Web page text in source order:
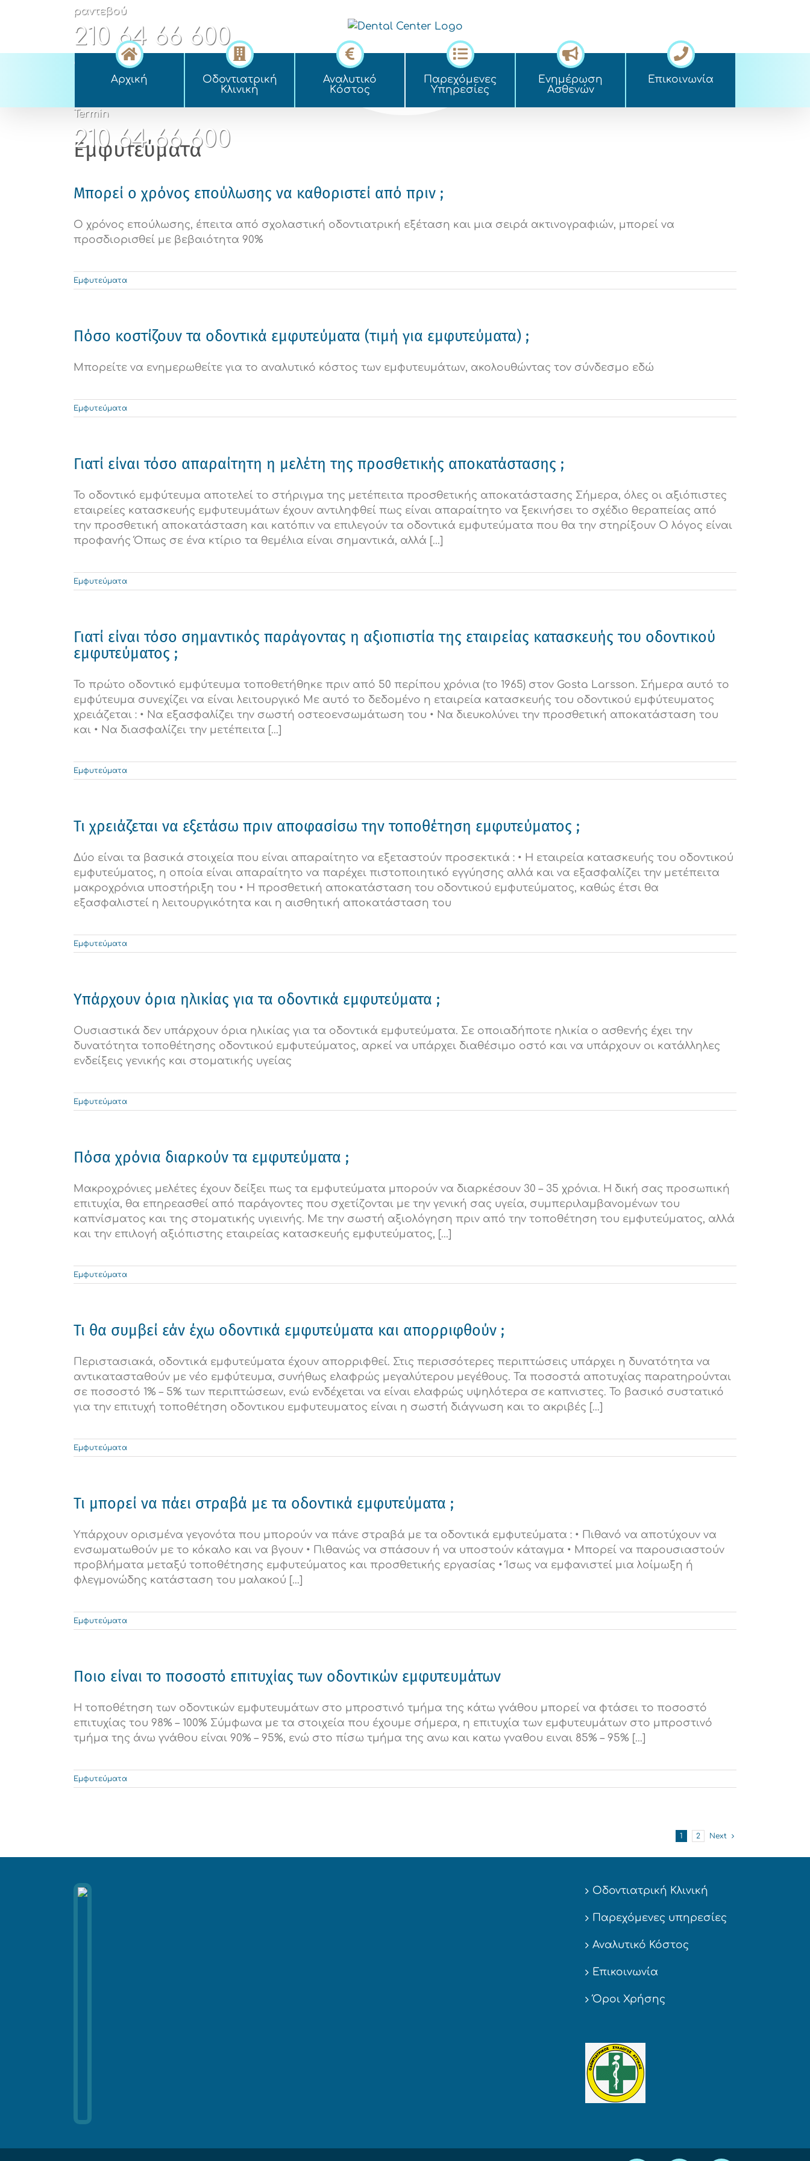
ραντεβού
210 64 66 600
appointment
210 64 66 600
Termin
210 64 66 600
Αρχική
Οδοντιατρική
Kλινική
Αναλυτικό
Kόστος
Παρεχόμενες
Yπηρεσίες
Ενημέρωση
Ασθενών
Επικοινωνία
Εμφυτεύματα
Μπορεί ο χρόνος επούλωσης να καθοριστεί από πριν ;
Ο χρόνος επούλωσης, έπειτα από σχολαστική οδοντιατρική εξέταση και μια σειρά ακτινογραφιών, μπορεί να
προσδιορισθεί με βεβαιότητα 90%
Εμφυτεύματα
Πόσο κοστίζουν τα οδοντικά εμφυτεύματα (τιμή για εμφυτεύματα) ;
Μπορείτε να ενημερωθείτε για το αναλυτικό κόστος των εμφυτευμάτων, ακολουθώντας τον σύνδεσμο εδώ
Εμφυτεύματα
Γιατί είναι τόσο απαραίτητη η μελέτη της προσθετικής αποκατάστασης ;
Το οδοντικό εμφύτευμα αποτελεί το στήριγμα της μετέπειτα προσθετικής αποκατάστασης Σήμερα, όλες οι αξιόπιστες
εταιρείες κατασκευής εμφυτευμάτων έχουν αντιληφθεί πως είναι απαραίτητο να ξεκινήσει το σχέδιο θεραπείας από
την προσθετική αποκατάσταση και κατόπιν να επιλεγούν τα οδοντικά εμφυτεύματα που θα την στηρίξουν Ο λόγος είναι
προφανής Όπως σε ένα κτίριο τα θεμέλια είναι σημαντικά, αλλά [...]
Εμφυτεύματα
Γιατί είναι τόσο σημαντικός παράγοντας η αξιοπιστία της εταιρείας κατασκευής του οδοντικού
εμφυτεύματος ;
Το πρώτο οδοντικό εμφύτευμα τοποθετήθηκε πριν από 50 περίπου χρόνια (το 1965) στον Gosta Larsson. Σήμερα αυτό το
εμφύτευμα συνεχίζει να είναι λειτουργικό Με αυτό το δεδομένο η εταιρεία κατασκευής του οδοντικού εμφύτευματος
χρειάζεται : • Να εξασφαλίζει την σωστή οστεοενσωμάτωση του • Να διευκολύνει την προσθετική αποκατάσταση του
και • Να διασφαλίζει την μετέπειτα [...]
Εμφυτεύματα
Τι χρειάζεται να εξετάσω πριν αποφασίσω την τοποθέτηση εμφυτεύματος ;
Δύο είναι τα βασικά στοιχεία που είναι απαραίτητο να εξεταστούν προσεκτικά : • Η εταιρεία κατασκευής του οδοντικού
εμφυτεύματος, η οποία είναι απαραίτητο να παρέχει πιστοποιητικό εγγύησης αλλά και να εξασφαλίζει την μετέπειτα
μακροχρόνια υποστήριξη του • Η προσθετική αποκατάσταση του οδοντικού εμφυτεύματος, καθώς έτσι θα
εξασφαλιστεί η λειτουργικότητα και η αισθητική αποκατάσταση του
Εμφυτεύματα
Υπάρχουν όρια ηλικίας για τα οδοντικά εμφυτεύματα ;
Ουσιαστικά δεν υπάρχουν όρια ηλικίας για τα οδοντικά εμφυτεύματα. Σε οποιαδήποτε ηλικία ο ασθενής έχει την
δυνατότητα τοποθέτησης οδοντικού εμφυτεύματος, αρκεί να υπάρχει διαθέσιμο οστό και να υπάρχουν οι κατάλληλες
ενδείξεις γενικής και στοματικής υγείας
Εμφυτεύματα
Πόσα χρόνια διαρκούν τα εμφυτεύματα ;
Μακροχρόνιες μελέτες έχουν δείξει πως τα εμφυτεύματα μπορούν να διαρκέσουν 30 – 35 χρόνια. Η δική σας προσωπική
επιτυχία, θα επηρεασθεί από παράγοντες που σχετίζονται με την γενική σας υγεία, συμπεριλαμβανομένων του
καπνίσματος και της στοματικής υγιεινής. Με την σωστή αξιολόγηση πριν από την τοποθέτηση του εμφυτεύματος, αλλά
και την επιλογή αξιόπιστης εταιρείας κατασκευής εμφυτεύματος, [...]
Εμφυτεύματα
Τι θα συμβεί εάν έχω οδοντικά εμφυτεύματα και απορριφθούν ;
Περιστασιακά, οδοντικά εμφυτεύματα έχουν απορριφθεί. Στις περισσότερες περιπτώσεις υπάρχει η δυνατότητα να
αντικατασταθούν με νέο εμφύτευμα, συνήθως ελαφρώς μεγαλύτερου μεγέθους. Τα ποσοστά αποτυχίας παρατηρούνται
σε ποσοστό 1% – 5% των περιπτώσεων, ενώ ενδέχεται να είναι ελαφρώς υψηλότερα σε καπνιστες. Το βασικό συστατικό
για την επιτυχή τοποθέτηση οδοντικου εμφυτευματος είναι η σωστή διάγνωση και το ακριβές [...]
Εμφυτεύματα
Τι μπορεί να πάει στραβά με τα οδοντικά εμφυτεύματα ;
Υπάρχουν ορισμένα γεγονότα που μπορούν να πάνε στραβά με τα οδοντικά εμφυτεύματα : • Πιθανό να αποτύχουν να
ενσωματωθούν με το κόκαλο και να βγουν • Πιθανώς να σπάσουν ή να υποστούν κάταγμα • Μπορεί να παρουσιαστούν
προβλήματα μεταξύ τοποθέτησης εμφυτεύματος και προσθετικής εργασίας • Ίσως να εμφανιστεί μια λοίμωξη ή
φλεγμονώδης κατάσταση του μαλακού [...]
Εμφυτεύματα
Ποιο είναι το ποσοστό επιτυχίας των οδοντικών εμφυτευμάτων
Η τοποθέτηση των οδοντικών εμφυτευμάτων στο μπροστινό τμήμα της κάτω γνάθου μπορεί να φτάσει το ποσοστό
επιτυχίας του 98% – 100% Σύμφωνα με τα στοιχεία που έχουμε σήμερα, η επιτυχία των εμφυτευμάτων στο μπροστινό
τμήμα της άνω γνάθου είναι 90% – 95%, ενώ στο πίσω τμήμα της ανω και κατω γναθου ειναι 85% – 95% [...]
Εμφυτεύματα
1 2 Next
Οδοντιατρική Κλινική
Παρεχόμενες υπηρεσίες
Αναλυτικό Κόστος
Επικοινωνία
Όροι Χρήσης